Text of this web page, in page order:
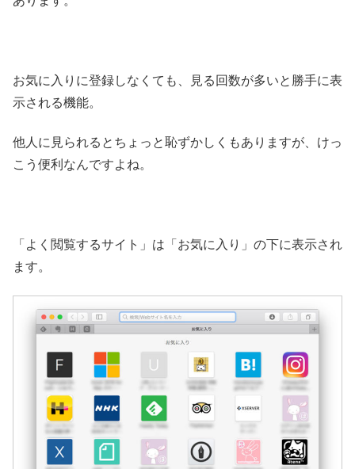
お気に入りに登録しなくても、見る回数が多いと勝手に表
示される機能。
他人に見られるとちょっと恥ずかしくもありますが、けっ
こう便利なんですよね。
「よく閲覧するサイト」は「お気に入り」の下に表示され
ます。